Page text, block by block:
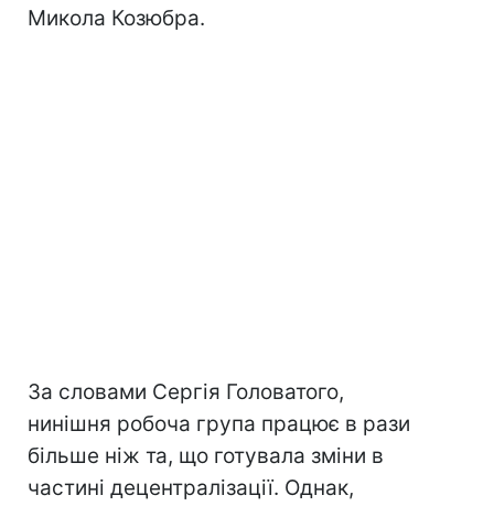
Микола Козюбра.
За словами Сергія Головатого,
нинішня робоча група працює в рази
більше ніж та, що готувала зміни в
частині децентралізації. Однак,